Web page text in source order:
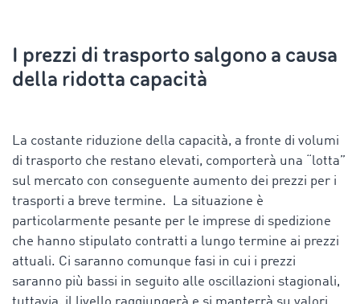
I prezzi di trasporto salgono a causa
della ridotta capacità
La costante riduzione della capacità, a fronte di volumi
di trasporto che restano elevati, comporterà una “lotta”
sul mercato con conseguente aumento dei prezzi per i
trasporti a breve termine. La situazione è
particolarmente pesante per le imprese di spedizione
che hanno stipulato contratti a lungo termine ai prezzi
attuali. Ci saranno comunque fasi in cui i prezzi
saranno più bassi in seguito alle oscillazioni stagionali,